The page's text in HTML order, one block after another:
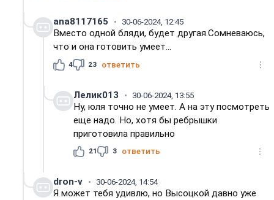
ana8117165 30-06-2024, 12:45
Вместо одной бляди, будет другая.Сомневаюсь,
что и она готовить умеет...
4 23 ответить
Лелик013 30-06-2024, 13:55
Ну, юля точно не умеет. А на эту посмотреть
еще надо. Но, хотя бы ребрышки
приготовила правильно
21 3 ответить
dron-v 30-06-2024, 14:54
Я может тебя удивлю, но Высоцкой давно уже